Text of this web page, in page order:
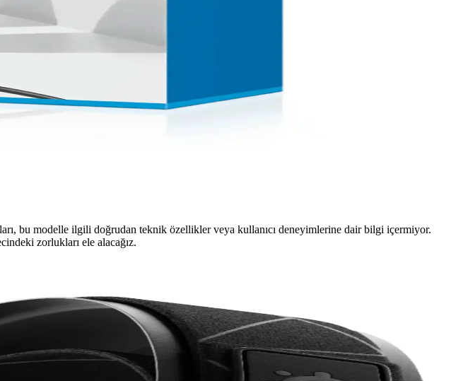
bu modelle ilgili doğrudan teknik özellikler veya kullanıcı deneyimlerine dair bilgi içermiyor.
zorlukları ele alacağız.
Sony XM5, mikrofon kalitesi ve aktif gürültü engelleme ile öne çıkar.